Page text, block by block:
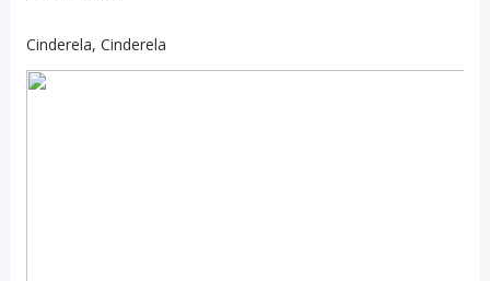
Cinderela, Cinderela